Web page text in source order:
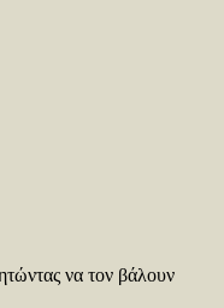
να τον βάλουν